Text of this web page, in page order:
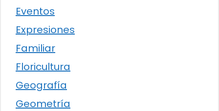
Eventos
Expresiones
Familiar
Floricultura
Geografía
Geometría